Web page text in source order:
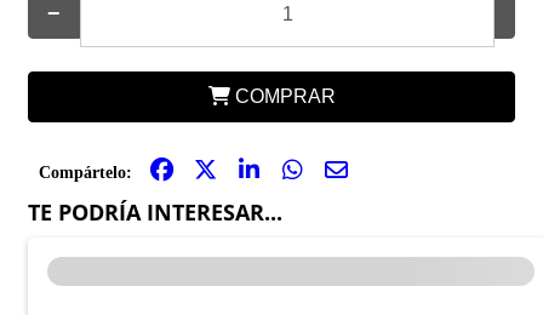
−
COMPRAR
Compártelo:
TE PODRÍA INTERESAR...